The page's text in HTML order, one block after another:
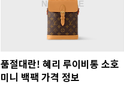
품절대란! 혜리 루이비통 소호
미니 백팩 가격 정보